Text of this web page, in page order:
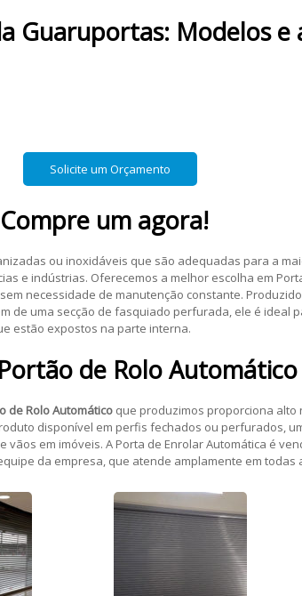
Guaruportas: Modelos e
Solicite um Orçamento
um agora!
ou inoxidáveis que são adequadas para a
e indústrias. Oferecemos a melhor escolha em
necessidade de manutenção constante.
de uma secção de fasquiado perfurada, ele é ideal
estão expostos na parte interna.
Portão de Rolo Automático
de Rolo Automático que produzimos proporciona
disponível em perfis fechados ou perfurados,
em imóveis. A Porta de Enrolar Automática é
da empresa, que atende amplamente em todas